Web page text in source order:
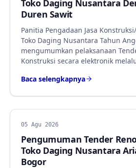
Toko Daging Nusantara
Duren Sawit
Panitia Pengadaan Jasa
Toko Daging Nusantara Tahun
mengumumkan pelaksanaan
Konstruksi secara elektronik
Baca selengkapnya
BERITA
05 Agu 2026
Pengumuman Tender
Toko Daging Nusantara
Bogor